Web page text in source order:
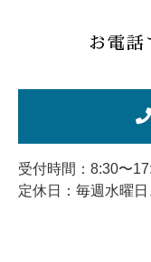
お電話
受付時間：8:30〜
定休日：毎週水曜